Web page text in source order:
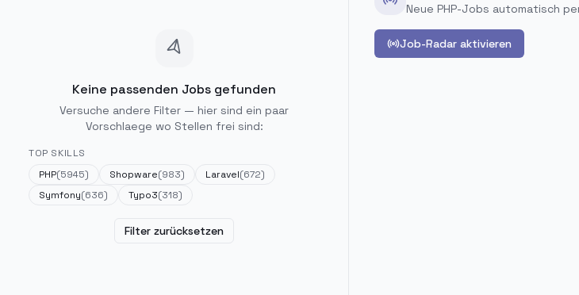
Keine passenden Jobs gefunden
Versuche andere Filter — hier sind ein paar
Vorschlaege wo Stellen frei sind:
TOP SKILLS
PHP(5945) Shopware(983) Laravel(672)
Symfony(636) Typo3(318)
Filter zurücksetzen
Neue PHP-Jobs automatisch
Job-Radar aktivieren